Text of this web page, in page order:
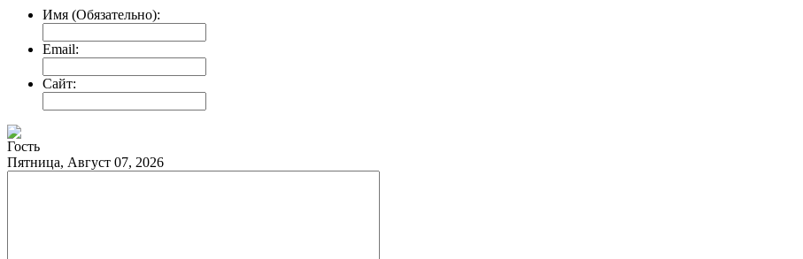
Имя (Обязательно):
Email:
Сайт:
Гость
Пятница, Август 07, 2026